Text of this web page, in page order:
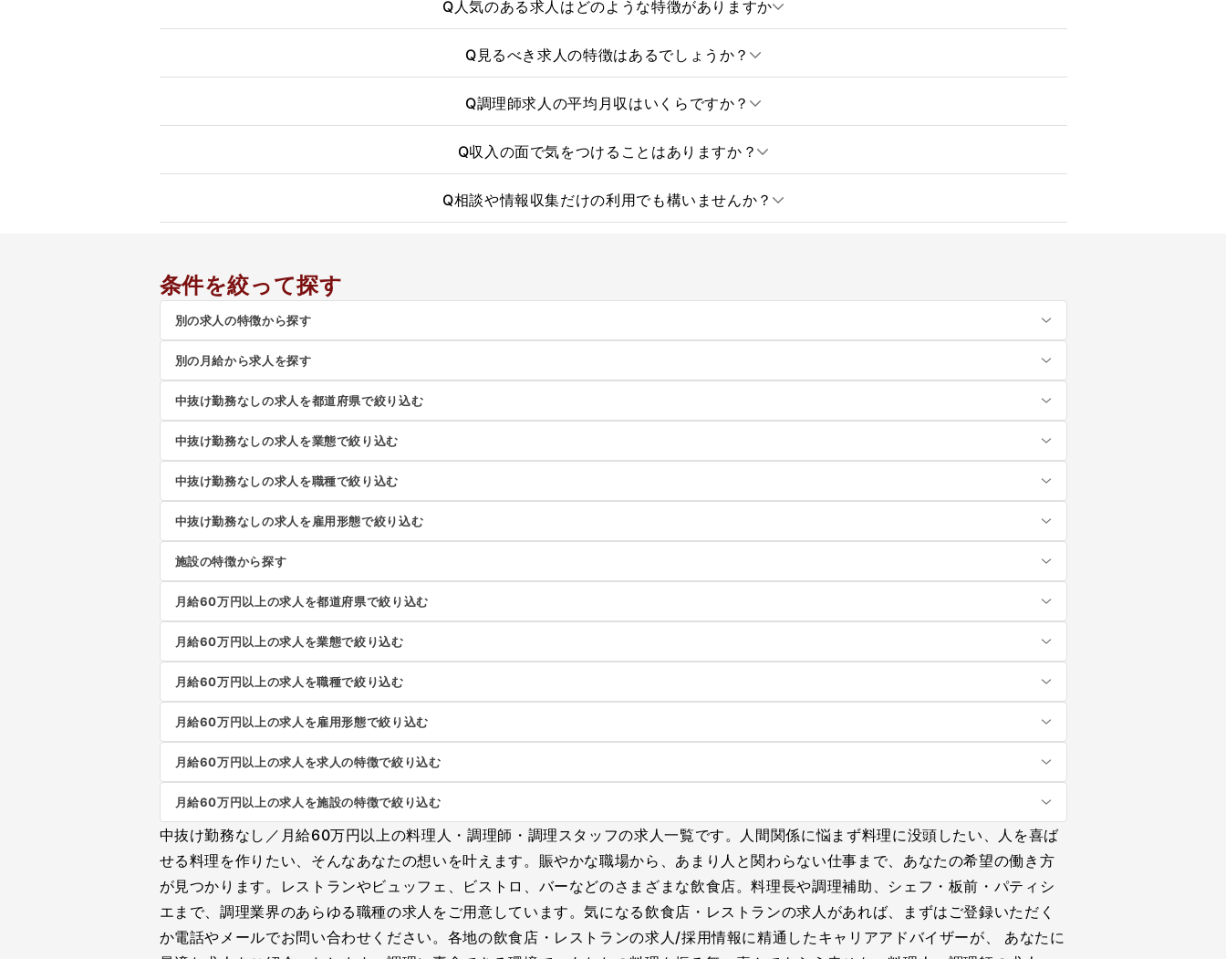
Q人気のある求人はどのような特徴がありますか
Q 見るべき求人の特徴はあるでしょうか？
Q調理師求人の平均月収はいくらですか？
Q収入の面で気をつけることはありますか？
Q相談や情報収集だけの利用でも構いませんか？
条件を絞って探す
別の求人の特徴から探す
別の月給から求人を探す
中抜け勤務なしの求人を都道府県で絞り込む
中抜け勤務なしの求人を業態で絞り込む
中抜け勤務なしの求人を職種で絞り込む
中抜け勤務なしの求人を雇用形態で絞り込む
施設の特徴から探す
月給60万円以上の求人を都道府県で絞り込む
月給60万円以上の求人を業態で絞り込む
月給60万円以上の求人を職種で絞り込む
月給60万円以上の求人を雇用形態で絞り込む
月給60万円以上の求人を求人の特徴で絞り込む
月給60万円以上の求人を施設の特徴で絞り込む
中抜け勤務なし／月給60万円以上の料理人・調理師・調理スタッフの求人一覧です。人間関係に悩まず料理に没頭したい、人を喜ば
せる料理を作りたい、そんなあなたの想いを叶えます。賑やかな職場から、あまり人と関わらない仕事まで、あなたの希望の働き方
が見つかります。レストランやビュッフェ、ビストロ、バーなどのさまざまな飲食店。料理長や調理補助、シェフ・板前・パティシ
エまで、調理業界のあらゆる職種の求人をご用意しています。気になる飲食店・レストランの求人があれば、まずはご登録いただく
か電話やメールでお問い合わせください。各地の飲食店・レストランの求人/採用情報に精通したキャリアアドバイザーが、 あなたに